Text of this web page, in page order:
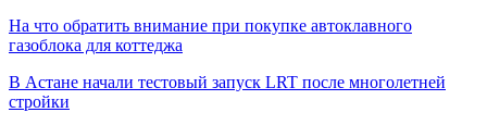
На что обратить внимание при покупке автоклавного
газоблока для коттеджа
В Астане начали тестовый запуск LRT после многолетней
стройки